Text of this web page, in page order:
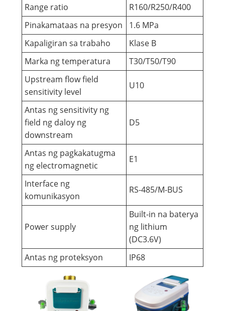
Range ratio
R160/R250/R400
Pinakamataas na presyon
1.6 MPa
Kapaligiran sa trabaho
Klase B
Marka ng temperatura
T30/T50/T90
Upstream flow field
sensitivity level
U10
Antas ng sensitivity ng
field ng daloy ng
downstream
D5
Antas ng pagkakatugma
ng electromagnetic
E1
Interface ng
komunikasyon
RS-485/M-BUS
Power supply
Built-in na baterya
ng lithium
(DC3.6V)
Antas ng proteksyon
IP68